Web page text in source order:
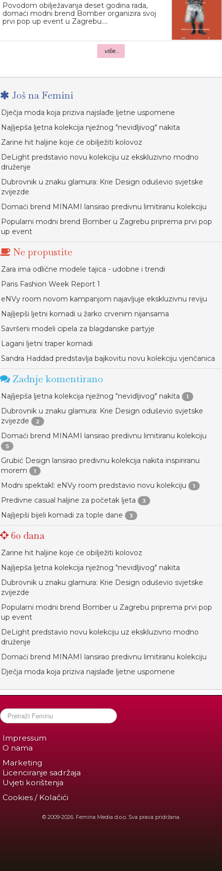
Povodom obilježavanja deset godina rada,
domaći modni brend Bomber organizira svoj
prvi pop up event u Zagrebu....
više...
Još na Femini
Dječja moda koja priziva najslađe ljetne uspomene
Najljepša ljetna kolekcija nježnog "nevidljivog" nakita
Zarine hit haljine koje će obilježiti kolovoz
DeLight predstavio novu kolekciju uz ekskluzivno modno
druženje
Dubrovnik u znaku glamura: Krie Design oduševio svjetske
zvijezde
Domaći brend MINAMI lansirao predivnu limitiranu kolekciju
Popularni modni brend Bomber u Zagrebu priprema prvi pop
up event
Ne propustite
Zara ima odlične modele tajica - udobne i trendi
Paris Fashion Week Report 1
eNVy room novom kampanjom najavljuje ekskluzivnu reviju
Najljepši ljetni komadi u žarko crvenim nijansama
Savršeni modeli cipela za blagdanske partyje
Lagani ljetni traper komadi
Sandra Haddad predstavlja bajkovitu novu kolekciju vjenčanica
Zadnje komentirano
Najljepša ljetna kolekcija nježnog "nevidljivog" nakita 1
Dubrovnik u znaku glamura: Krie Design oduševio svjetske
zvijezde
2
Domaći brend MINAMI lansirao predivnu limitiranu kolekciju
5
Grubić Design lansirao predivnu kolekcija nakita inspiriranu
morem
1
Modni spektakl: eNVy room predstavio novu kolekciju 1
Predivne casual haljine za početak ljeta 3
Najljepši bijeli komadi za tople dane 3
60 dana
Zarine hit haljine koje će obilježiti kolovoz
Najljepša ljetna kolekcija nježnog "nevidljivog" nakita
Dubrovnik u znaku glamura: Krie Design oduševio svjetske
zvijezde
Popularni modni brend Bomber u Zagrebu priprema prvi pop
up event
DeLight predstavio novu kolekciju uz ekskluzivno modno
druženje
Domaći brend MINAMI lansirao predivnu limitiranu kolekciju
Dječja moda koja priziva najslađe ljetne uspomene
Impressum
O nama
Marketing
Licenciranje sadržaja
Uvjeti korištenja
Cookies / Kolačići
© 2009-2026. Femina Media d.o.o. Sva prava pridržana.